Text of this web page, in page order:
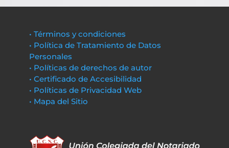
• Términos y condiciones
• Política de Tratamiento de Datos
Personales
• Políticas de derechos de autor
• Certificado de Accesibilidad
• Políticas de Privacidad Web
• Mapa del Sitio